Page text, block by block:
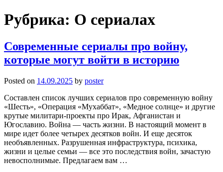
Рубрика: О сериалах
Современные сериалы про войну,
которые могут войти в историю
Posted on 14.09.2025 by poster
Составлен список лучших сериалов про современную войну
«Шесть», «Операция «Мухаббат», «Медное солнце» и другие
крутые милитари-проекты про Ирак, Афганистан и
Югославию. Война — часть жизни. В настоящий момент в
мире идет более четырех десятков войн. И еще десяток
необъявленных. Разрушенная инфраструктура, психика,
жизни и целые семьи — все это последствия войн, зачастую
невосполнимые. Предлагаем вам …